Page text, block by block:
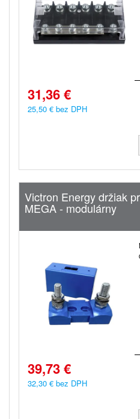
31,36 €
25,50 € bez DPH
Victron Energy držiak
MEGA - modulárny
39,73 €
32,30 € bez DPH